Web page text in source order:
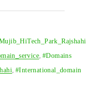
#Domains
#international_domain